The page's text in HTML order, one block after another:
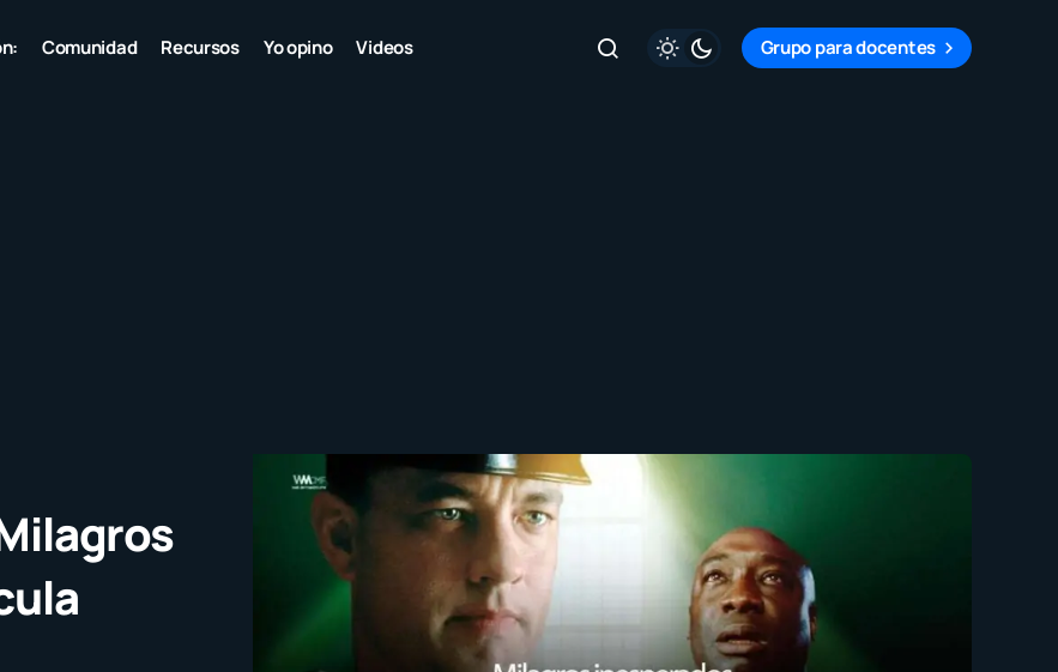
Comunidad Recursos Yo opino Videos Grupo para docentes